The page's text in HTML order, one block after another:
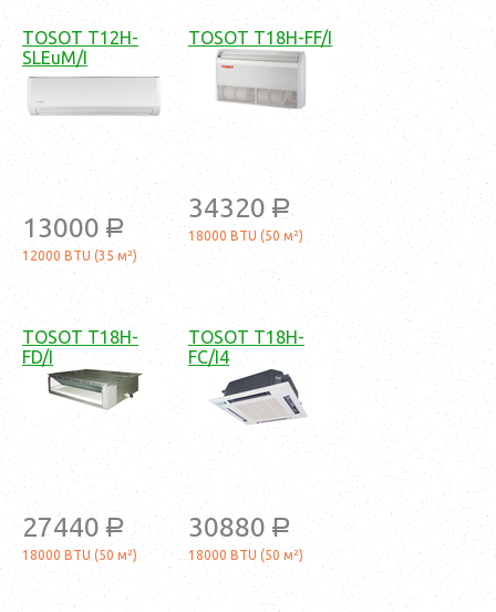
TOSOT T12H-
SLEuM/I
13000 a
12000 BTU (35 м²)
TOSOT T18H-FF/I
34320 a
18000 BTU (50 м²)
TOSOT T18H-
FD/I
27440 a
18000 BTU (50 м²)
TOSOT T18H-
FC/I4
30880 a
18000 BTU (50 м²)